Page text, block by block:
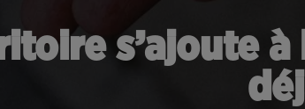
s’ajoute